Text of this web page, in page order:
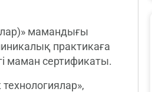
мамандығы
практикаға
маман сертификаты.